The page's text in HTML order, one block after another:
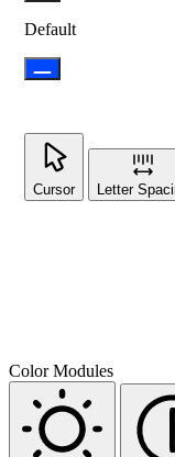
Default
Cursor Letter
Color Modules